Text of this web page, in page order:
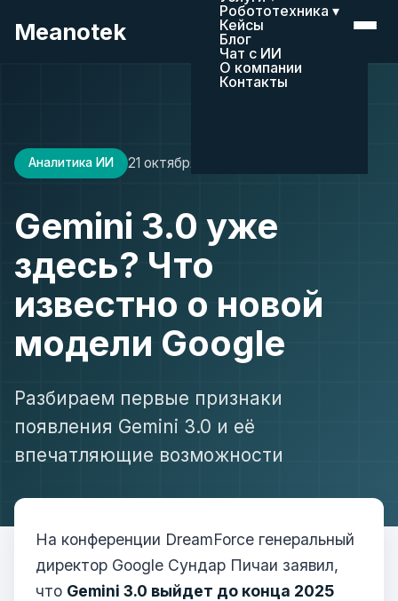
Meanotek
Робототехника ▾
Кейсы
Блог
Чат с ИИ
О компании
Контакты
Аналитика ИИ 21 октября 2025
Gemini 3.0 уже
здесь? Что
известно о новой
модели Google
Разбираем первые признаки
появления Gemini 3.0 и её
впечатляющие возможности
На конференции DreamForce генеральный
директор Google Сундар Пичаи заявил,
что Gemini 3.0 выйдет до конца 2025